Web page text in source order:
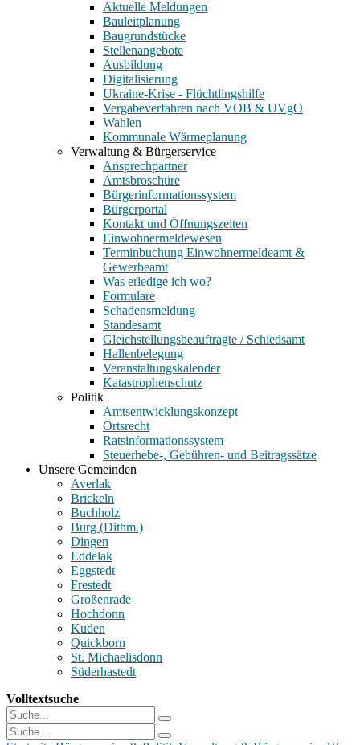
Aktuelle Meldungen
Bauleitplanung
Baugrundstücke
Stellenangebote
Ausbildung
Digitalisierung
Ukraine-Krise - Flüchtlingshilfe
Vergabeverfahren nach VOB & UVgO
Wahlen
Kommunale Wärmeplanung
Verwaltung & Bürgerservice
Ansprechpartner
Amtsbroschüre
Bürgerinformationssystem
Bürgerportal
Kontakt und Öffnungszeiten
Einwohnermeldewesen
Terminbuchung Einwohnermeldeamt &
Gewerbeamt
Was erledige ich wo?
Formulare
Schadensmeldung
Standesamt
Gleichstellungsbeauftragte / Schiedsamt
Hallenbelegung
Veranstaltungskalender
Katastrophenschutz
Politik
Amtsentwicklungskonzept
Ortsrecht
Ratsinformationssystem
Steuerhebe-, Gebühren- und Beitragssätze
Unsere Gemeinden
Averlak
Brickeln
Buchholz
Burg (Dithm.)
Dingen
Eddelak
Eggstedt
Frestedt
Großenrade
Hochdonn
Kuden
Quickborn
St. Michaelisdonn
Süderhastedt
Volltextsuche